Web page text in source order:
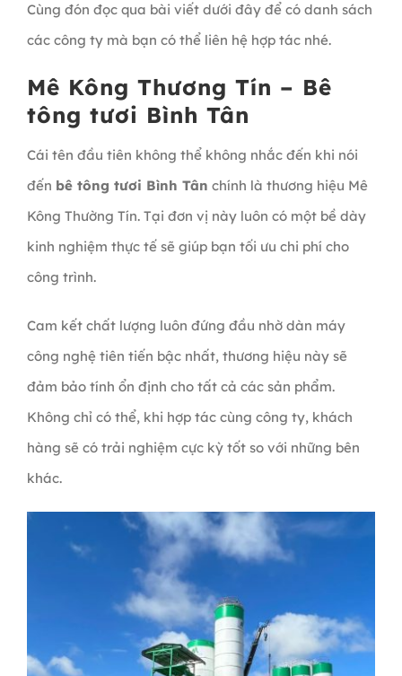
Cùng đón đọc qua bài viết dưới đây để có danh sách
các công ty mà bạn có thể liên hệ hợp tác nhé.
Mê Kông Thương Tín – Bê
tông tươi Bình Tân
Cái tên đầu tiên không thể không nhắc đến khi nói
đến bê tông tươi Bình Tân chính là thương hiệu Mê
Kông Thường Tín. Tại đơn vị này luôn có một bề dày
kinh nghiệm thực tế sẽ giúp bạn tối ưu chi phí cho
công trình.
Cam kết chất lượng luôn đứng đầu nhờ dàn máy
công nghệ tiên tiến bậc nhất, thương hiệu này sẽ
đảm bảo tính ổn định cho tất cả các sản phẩm.
Không chỉ có thể, khi hợp tác cùng công ty, khách
hàng sẽ có trải nghiệm cực kỳ tốt so với những bên
khác.